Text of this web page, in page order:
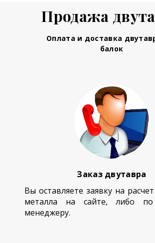
Продажа
Оплата и доставка
балок
Заказ двутавра
Вы оставляете заявку на
металла на сайте, либо по
менеджеру.